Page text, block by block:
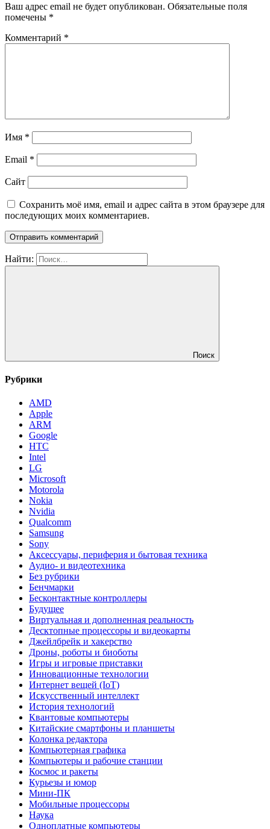
Ваш адрес email не будет опубликован. Обязательные поля
помечены *
Комментарий *
Имя *
Email *
Сайт
Сохранить моё имя, email и адрес сайта в этом браузере для
последующих моих комментариев.
Найти:
Поиск
Рубрики
AMD
Apple
ARM
Google
HTC
Intel
LG
Microsoft
Motorola
Nokia
Nvidia
Qualcomm
Samsung
Sony
Аксессуары, периферия и бытовая техника
Аудио- и видеотехника
Без рубрики
Бенчмарки
Бесконтактные контроллеры
Будущее
Виртуальная и дополненная реальность
Десктопные процессоры и видеокарты
Джейлбрейк и хакерство
Дроны, роботы и биоботы
Игры и игровые приставки
Инновационные технологии
Интернет вещей (IoT)
Искусственный интеллект
История технологий
Квантовые компьютеры
Китайские смартфоны и планшеты
Колонка редактора
Компьютерная графика
Компьютеры и рабочие станции
Космос и ракеты
Курьезы и юмор
Мини-ПК
Мобильные процессоры
Наука
Одноплатные компьютеры